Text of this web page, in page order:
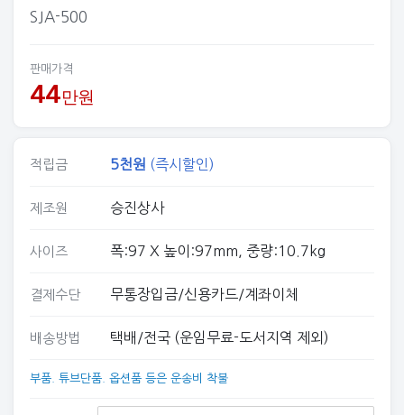
SJA-500
판매가격
44만원
적립금 5천원 (즉시할인)
제조원 승진상사
사이즈 폭:97 X 높이:97mm, 중량:10.7kg
결제수단 무통장입금/신용카드/계좌이체
배송방법 택배/전국 (운임무료-도서지역 제외)
부품. 튜브단품. 옵션품 등은 운송비 착불